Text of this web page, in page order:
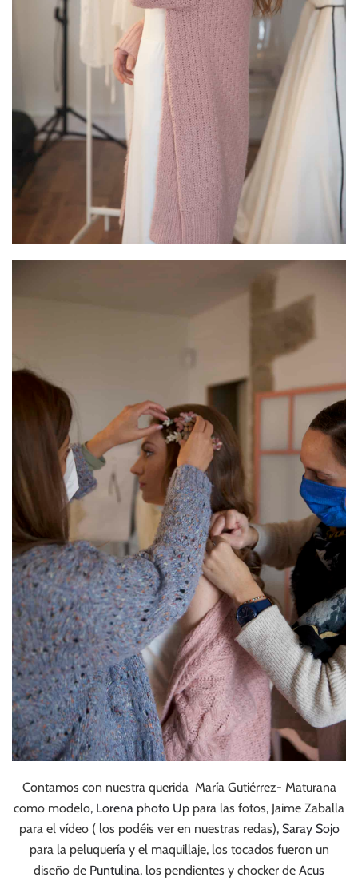
Contamos con nuestra querida María Gutiérrez- Maturana
como modelo, Lorena photo Up para las fotos, Jaime Zaballa
para el vídeo ( los podéis ver en nuestras redas),Saray Sojo
para la peluquería y el maquillaje, los tocados fueron un
diseño de Puntulina, los pendientes y chocker de Acus